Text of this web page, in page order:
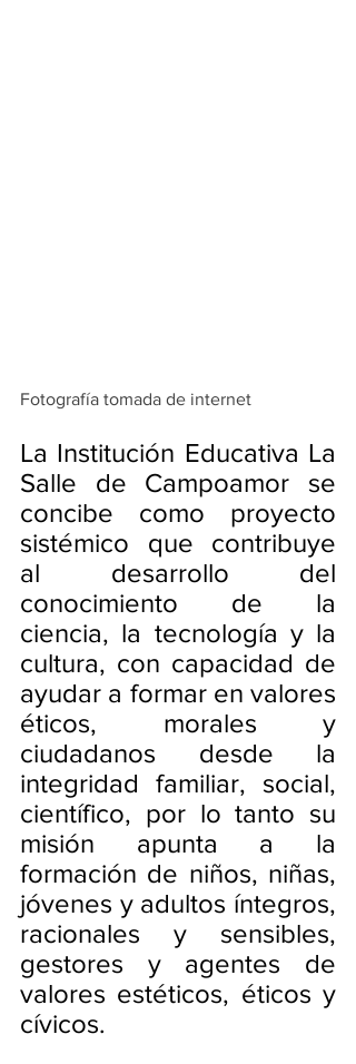
Fotografía tomada de internet
La Institución Educativa La
Salle de Campoamor se
concibe como proyecto
sistémico que contribuye
al desarrollo del
conocimiento de la
ciencia, la tecnología y la
cultura, con capacidad de
ayudar a formar en valores
éticos, morales y
ciudadanos desde la
integridad familiar, social,
científico, por lo tanto su
misión apunta a la
formación de niños, niñas,
jóvenes y adultos íntegros,
racionales y sensibles,
gestores y agentes de
valores estéticos, éticos y
cívicos.